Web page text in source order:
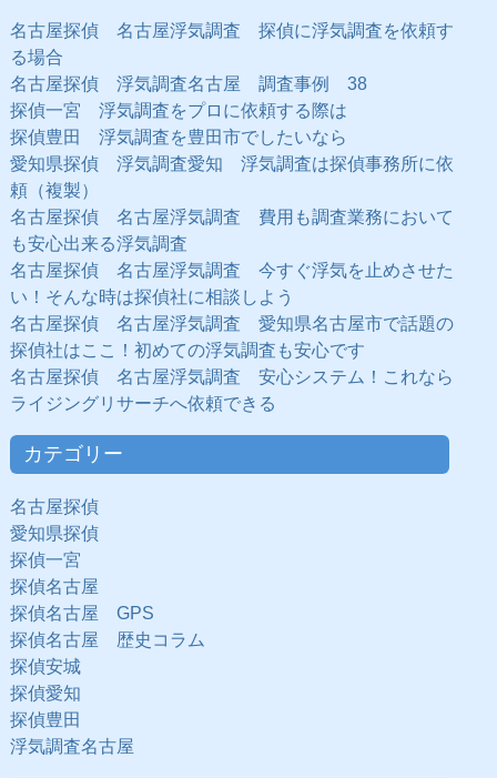
名古屋探偵 名古屋浮気調査 探偵に浮気調査を依頼す
る場合
名古屋探偵 浮気調査名古屋 調査事例 38
探偵一宮 浮気調査をプロに依頼する際は
探偵豊田 浮気調査を豊田市でしたいなら
愛知県探偵 浮気調査愛知 浮気調査は探偵事務所に依
頼（複製）
名古屋探偵 名古屋浮気調査 費用も調査業務において
も安心出来る浮気調査
名古屋探偵 名古屋浮気調査 今すぐ浮気を止めさせた
い！そんな時は探偵社に相談しよう
名古屋探偵 名古屋浮気調査 愛知県名古屋市で話題の
探偵社はここ！初めての浮気調査も安心です
名古屋探偵 名古屋浮気調査 安心システム！これなら
ライジングリサーチへ依頼できる
カテゴリー
名古屋探偵
愛知県探偵
探偵一宮
探偵名古屋
探偵名古屋 GPS
探偵名古屋 歴史コラム
探偵安城
探偵愛知
探偵豊田
浮気調査名古屋